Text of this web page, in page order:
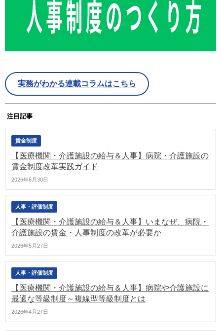
実務がわかる連載コラムはこちら
注目記事
賃金制度
【医療機関・介護施設の給与＆人事】病院・介護施設の
賃金制度改革実践ガイド
2026年6月30日
人事・評価制度
【医療機関・介護施設の給与＆人事】いまなぜ、病院・
介護施設の賃金・人事制度の改革が必要か
2026年5月27日
人事・評価制度
【医療機関・介護施設の給与＆人事】病院や介護施設に
最適な等級制度～複線型等級制度とは
2026年4月27日